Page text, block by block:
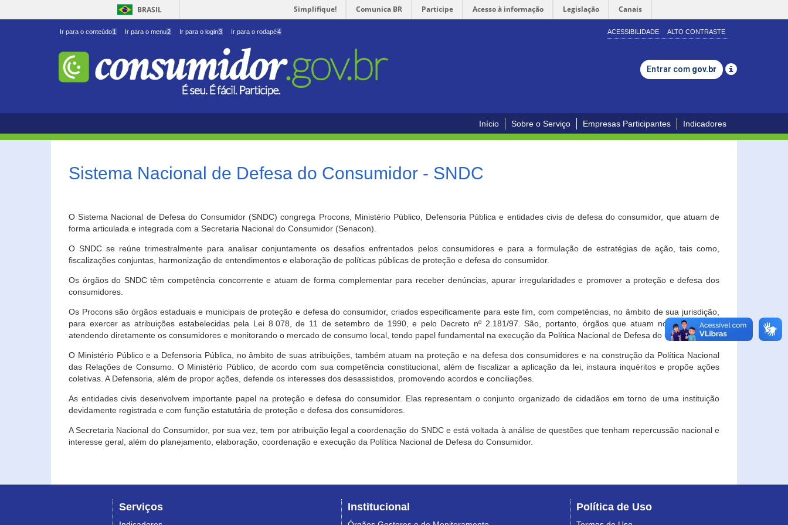
BRASIL Simplifique! Comunica BR Participe Acesso à informação Legislação Canais
Ir para o conteúdo1 Ir para o menu2 Ir para o login3 Ir para o rodapé4 ACESSIBILIDADE ALTO CONTRASTE
Entrar com gov.br
Início Sobre o Serviço Empresas Participantes Indicadores
Sistema Nacional de Defesa do Consumidor - SNDC
O Sistema Nacional de Defesa do Consumidor (SNDC) congrega Procons, Ministério Público, Defensoria Pública e entidades civis de defesa do consumidor, que atuam de
forma articulada e integrada com a Secretaria Nacional do Consumidor (Senacon).
O SNDC se reúne trimestralmente para analisar conjuntamente os desafios enfrentados pelos consumidores e para a formulação de estratégias de ação, tais como,
fiscalizações conjuntas, harmonização de entendimentos e elaboração de políticas públicas de proteção e defesa do consumidor.
Os órgãos do SNDC têm competência concorrente e atuam de forma complementar para receber denúncias, apurar irregularidades e promover a proteção e defesa dos
consumidores.
Os Procons são órgãos estaduais e municipais de proteção e defesa do consumidor, criados especificamente para este fim, com competências, no âmbito de sua jurisdição,
para exercer as atribuições estabelecidas pela Lei 8.078, de 11 de setembro de 1990, e pelo Decreto nº 2.181/97. São, portanto, órgãos que atuam no âmbito local,
atendendo diretamente os consumidores e monitorando o mercado de consumo local, tendo papel fundamental na execução da Política Nacional de Defesa do Consumidor.
O Ministério Público e a Defensoria Pública, no âmbito de suas atribuições, também atuam na proteção e na defesa dos consumidores e na construção da Política Nacional
das Relações de Consumo. O Ministério Público, de acordo com sua competência constitucional, além de fiscalizar a aplicação da lei, instaura inquéritos e propõe ações
coletivas. A Defensoria, além de propor ações, defende os interesses dos desassistidos, promovendo acordos e conciliações.
As entidades civis desenvolvem importante papel na proteção e defesa do consumidor. Elas representam o conjunto organizado de cidadãos em torno de uma instituição
devidamente registrada e com função estatutária de proteção e defesa dos consumidores.
A Secretaria Nacional do Consumidor, por sua vez, tem por atribuição legal a coordenação do SNDC e está voltada à análise de questões que tenham repercussão nacional e
interesse geral, além do planejamento, elaboração, coordenação e execução da Política Nacional de Defesa do Consumidor.
Serviços Institucional Política de Uso